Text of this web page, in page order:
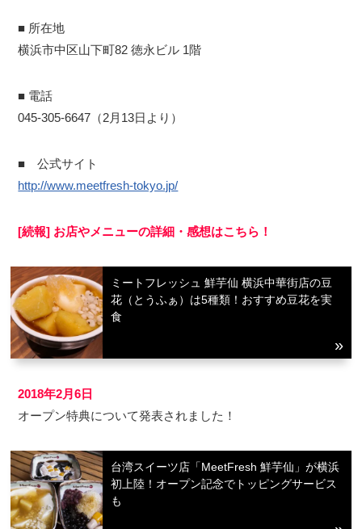
■ 所在地
横浜市中区山下町82 徳永ビル 1階
■ 電話
045-305-6647（2月13日より）
■ 公式サイト
http://www.meetfresh-tokyo.jp/
[続報] お店やメニューの詳細・感想はこちら！
ミートフレッシュ 鮮芋仙 横浜中華街店の豆
花（とうふぁ）は5種類！おすすめ豆花を実
食
2018年2月6日
オープン特典について発表されました！
台湾スイーツ店「MeetFresh 鮮芋仙」が横浜
初上陸！オープン記念でトッピングサービス
も